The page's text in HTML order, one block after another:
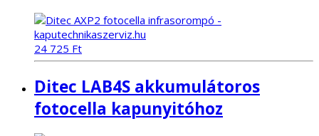
24 725 Ft
Ditec LAB4S akkumulátoros
fotocella kapunyitóhoz